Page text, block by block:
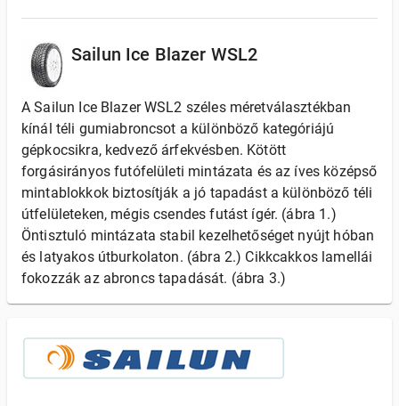
Sailun Ice Blazer WSL2
A Sailun Ice Blazer WSL2 széles méretválasztékban
kínál téli gumiabroncsot a különböző kategóriájú
gépkocsikra, kedvező árfekvésben. Kötött
forgásirányos futófelületi mintázata és az íves középső
mintablokkok biztosítják a jó tapadást a különböző téli
útfelületeken, mégis csendes futást ígér. (ábra 1.)
Öntisztuló mintázata stabil kezelhetőséget nyújt hóban
és latyakos útburkolaton. (ábra 2.) Cikkcakkos lamellái
fokozzák az abroncs tapadását. (ábra 3.)